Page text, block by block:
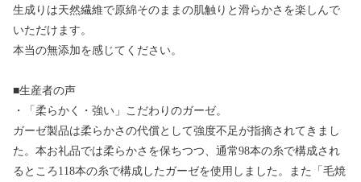
生成りは天然繊維で原綿そのままの肌触りと滑らかさを楽しんで
いただけます。
本当の無添加を感じてください。
■生産者の声
・「柔らかく・強い」こだわりのガーゼ。
ガーゼ製品は柔らかさの代償として強度不足が指摘されてきまし
た。本お礼品では柔らかさを保ちつつ、通常98本の糸で構成され
るところ118本の糸で構成したガーゼを使用しました。また「毛焼